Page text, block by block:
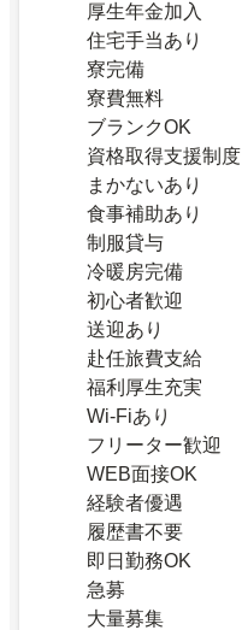
厚生年金加入
住宅手当あり
寮完備
寮費無料
ブランクOK
資格取得支援制度
まかないあり
食事補助あり
制服貸与
冷暖房完備
初心者歓迎
送迎あり
赴任旅費支給
福利厚生充実
Wi-Fiあり
フリーター歓迎
WEB面接OK
経験者優遇
履歴書不要
即日勤務OK
急募
大量募集